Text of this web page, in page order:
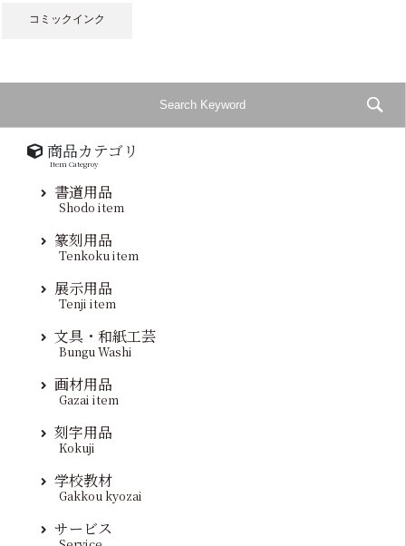
コミックインク
商品カテゴリ
Item Categroy
書道用品
Shodo item
篆刻用品
Tenkoku item
展示用品
Tenji item
文具・和紙工芸
Bungu Washi
画材用品
Gazai item
刻字用品
Kokuji
学校教材
Gakkou kyozai
サービス